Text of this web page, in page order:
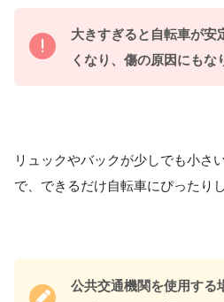
大きすぎると自転車が安
くなり、傷の原因にもな
リュックやバックが少しでも小さ
で、できるだけ自転車にぴったり
公共交通機関を使用する